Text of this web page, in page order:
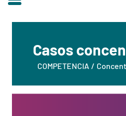
Casos
COMPETENCIA